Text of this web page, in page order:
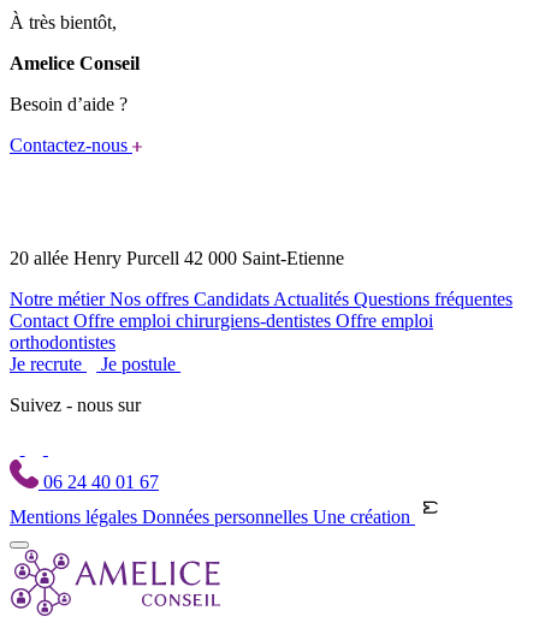
À très bientôt,
Amelice Conseil
Besoin d’aide ?
Contactez-nous
20 allée Henry Purcell 42 000 Saint-Etienne
Notre métierNos offres Candidats Actualités Questions fréquentes
Contact Offre emploi chirurgiens-dentistes Offre emploi
orthodontistes
Je recrute
Je postule
Suivez - nous sur
06 24 40 01 67
Mentions légales Données personnelles Une création